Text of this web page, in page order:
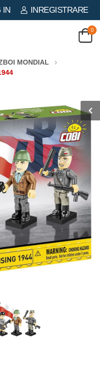
IN INREGISTRARE
0
MONDIAL